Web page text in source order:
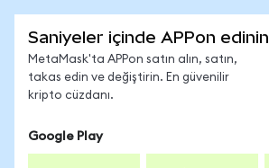
Saniyeler içinde APPon edinin
MetaMask'ta APPon satın alın, satın,
takas edin ve değiştirin. En güvenilir
kripto cüzdanı.
Google Play